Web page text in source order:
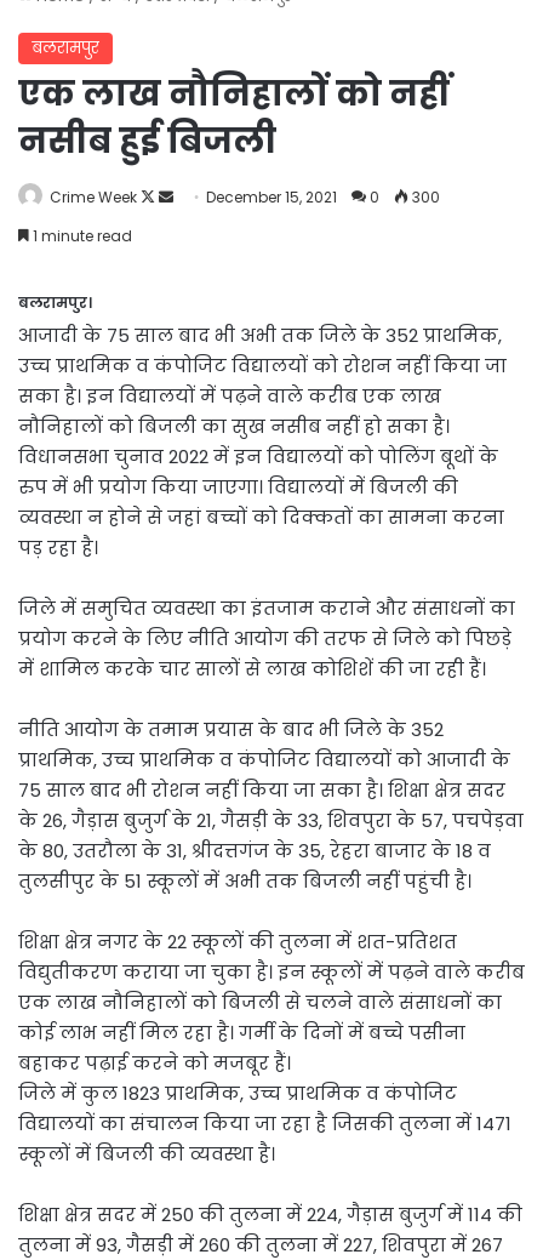
बलरामपुर
एक लाख नौनिहालों को नहीं
नसीब हुई बिजली
Crime Week
Follow
SendDecember 15, 2021 0
300
1 minute read
बलरामपुर।
आजादी के 75 साल बाद भी अभी तक जिले के 352 प्राथमिक,
उच्च प्राथमिक व कंपोजिट विद्यालयों को रोशन नहीं किया जा
सका है। इन विद्यालयों में पढ़ने वाले करीब एक लाख
नौनिहालों को बिजली का सुख नसीब नहीं हो सका है।
विधानसभा चुनाव 2022 में इन विद्यालयों को पोलिंग बूथों के
रुप में भी प्रयोग किया जाएगा। विद्यालयों में बिजली की
व्यवस्था न होने से जहां बच्चों को दिक्कतों का सामना करना
पड़ रहा है।
जिले में समुचित व्यवस्था का इंतजाम कराने और संसाधनों का
प्रयोग करने के लिए नीति आयोग की तरफ से जिले को पिछड़े
में शामिल करके चार सालों से लाख कोशिशें की जा रही हैं।
नीति आयोग के तमाम प्रयास के बाद भी जिले के 352
प्राथमिक, उच्च प्राथमिक व कंपोजिट विद्यालयों को आजादी के
75 साल बाद भी रोशन नहीं किया जा सका है। शिक्षा क्षेत्र सदर
के 26, गैड़ास बुजुर्ग के 21, गैसड़ी के 33, शिवपुरा के 57, पचपेड़वा
के 80, उतरौला के 31, श्रीदत्तगंज के 35, रेहरा बाजार के 18 व
तुलसीपुर के 51 स्कूलों में अभी तक बिजली नहीं पहुंची है।
शिक्षा क्षेत्र नगर के 22 स्कूलों की तुलना में शत-प्रतिशत
विद्युतीकरण कराया जा चुका है। इन स्कूलों में पढ़ने वाले करीब
एक लाख नौनिहालों को बिजली से चलने वाले संसाधनों का
कोई लाभ नहीं मिल रहा है। गर्मी के दिनों में बच्चे पसीना
बहाकर पढ़ाई करने को मजबूर हैं।
जिले में कुल 1823 प्राथमिक, उच्च प्राथमिक व कंपोजिट
विद्यालयों का संचालन किया जा रहा है जिसकी तुलना में 1471
स्कूलों में बिजली की व्यवस्था है।
शिक्षा क्षेत्र सदर में 250 की तुलना में 224, गैड़ास बुजुर्ग में 114 की
तुलना में 93, गैसड़ी में 260 की तुलना में 227, शिवपुरा में 267